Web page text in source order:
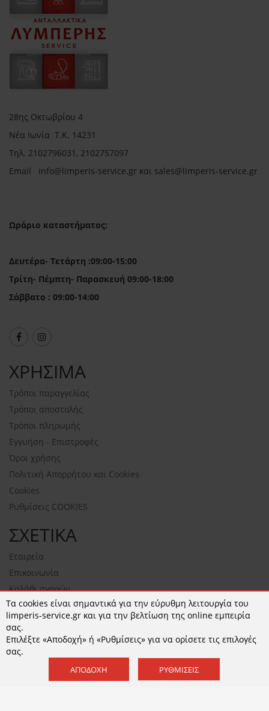
28ης Οκτωβρίου 4
Νέα Ιωνία Τ.Κ. 14231
Τηλ. 2102796031, 2102757097
Email info@limperis-service.gr και sales@limperis-service.gr
Ωράριο καταστήματος:
Δευτέρα- Τετάρτη :09:00-15:00
Τρίτη- Πέμπτη- Παρασκευή 09:00-18:00
Σάββατο : 09:00-14:00
ΧΡΗΣΙΜΑ
Τρόποι παραγγελίας
Τρόποι αποστολής
Τρόποι πληρωμής
Εγγυήση - Επιστροφές
Όροι χρήσης
Πολιτική Απορρήτου και Cookies
Cookies
Ρυθμίσεις COOKIES
ΣΧΕΤΙΚΑ
Εταιρεία
Επικοινωνία
Καλάθι αγορών
NEWSLETTER
ΕΓΓΡΑΦΉ
Αποδέχομαι τουςόρους χρήσηςκαι τηνΠολιτική
Τα cookies είναι σημαντικά για την εύρυθμη λειτουργία του
limperis-service.gr και για την βελτίωση της online εμπειρία
σας.
Επιλέξτε «Αποδοχή» ή «Ρυθμίσεις» για να ορίσετε τις επιλογές
σας.
ΑΠΟΔΟΧΉ ΡΥΘΜΊΣΕΙΣ